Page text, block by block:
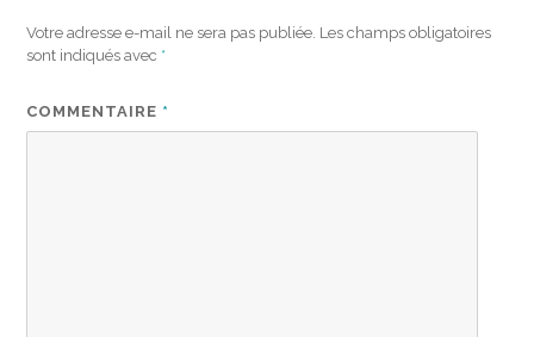
Votre adresse e-mail ne sera pas publiée. Les champs obligatoires
sont indiqués avec *
COMMENTAIRE *